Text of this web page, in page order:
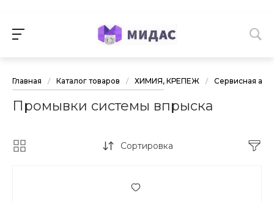
Главная / Каталог товаров / ХИМИЯ, КРЕПЕЖ / Сервисная
Промывки системы впрыска
Сортировка